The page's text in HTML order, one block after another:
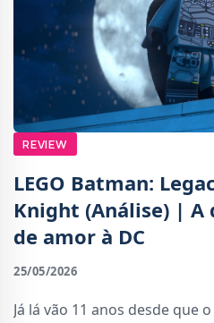
REVIEW
LEGO Batman:
Knight (Análise) |
de amor à DC
25/05/2026
Já lá vão 11 anos desde que